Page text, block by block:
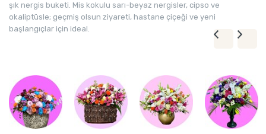
şık nergis buketi. Mis kokulu sarı-beyaz nergisler, cipso ve
okaliptüsle; geçmiş olsun ziyareti, hastane çiçeği ve yeni
başlangıçlar için ideal.